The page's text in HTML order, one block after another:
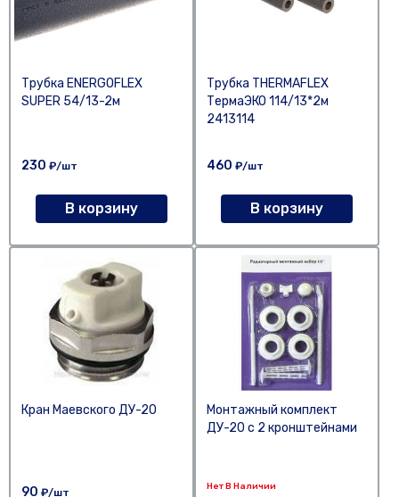
Трубка ENERGOFLEX
SUPER 54/13-2м
230 ₽/шт
В корзину
Трубка THERMAFLEX
ТермаЭКО 114/13*2м
2413114
460 ₽/шт
В корзину
Кран Маевского ДУ-20
90 ₽/шт
Монтажный комплект
ДУ-20 с 2 кронштейнами
Нет В Наличии